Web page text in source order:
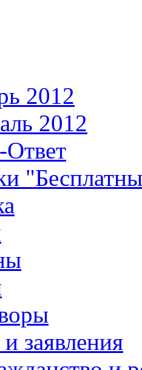
2012
2012
заявления